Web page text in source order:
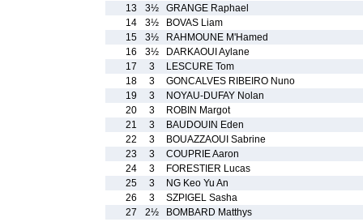
13
3½
GRANGE Raphael
14
3½
BOVAS Liam
15
3½
RAHMOUNE M'Hamed
16
3½
DARKAOUI Aylane
17
3
LESCURE Tom
18
3
GONCALVES RIBEIRO Nuno
19
3
NOYAU-DUFAY Nolan
20
3
ROBIN Margot
21
3
BAUDOUIN Eden
22
3
BOUAZZAOUI Sabrine
23
3
COUPRIE Aaron
24
3
FORESTIER Lucas
25
3
NG Keo Yu An
26
3
SZPIGEL Sasha
27
2½
BOMBARD Matthys